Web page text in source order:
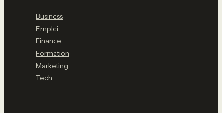
Business
Emploi
Finance
Formation
Marketing
Tech